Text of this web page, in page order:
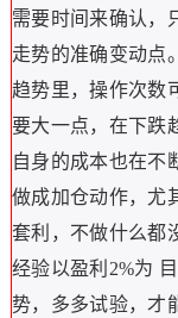
需要时间来确认，
走势的准确变动点
趋势里，操作次数
要大一点，在下跌
自身的成本也在不
做成加仓动作，尤
套利，不做什么都
经验以盈利2%为
势，多多试验，才